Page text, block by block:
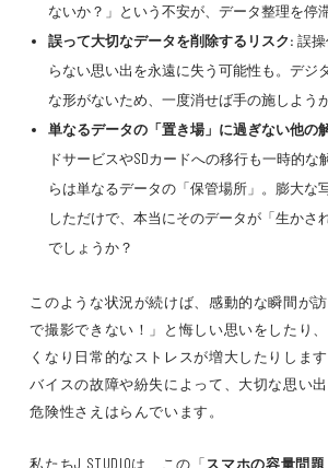
ないか？」という不安が、データ整理を停
誤って大切なデータを削除するリスク: 誤
らない思い出を永遠に失う可能性も。デジ
な形がないため、一度消せば手の施しよう
単なるデータの「置き場」に過ぎない他の
ドサービスやSDカードへの移行も一時的な
らは単なるデータの「保管場所」。膨大な
しただけで、本当にそのデータが「生かさ
でしょうか？
このような状況が続けば、感動的な瞬間が
で撮影できない！」と悔しい思いをしたり
くなり日常的なストレスが増大したりしま
バイスの故障や紛失によって、大切な思い
危険性さえはらんでいます。
私たちJ STUDIOは、この「スマホの容量問題